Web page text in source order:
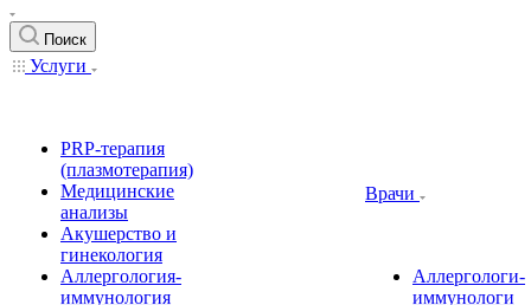
Поиск
Услуги
PRP-терапия
(плазмотерапия)
Медицинские
анализы
Акушерство и
гинекология
Аллергология-
иммунология
Врачи
Аллергологи-
иммунологи